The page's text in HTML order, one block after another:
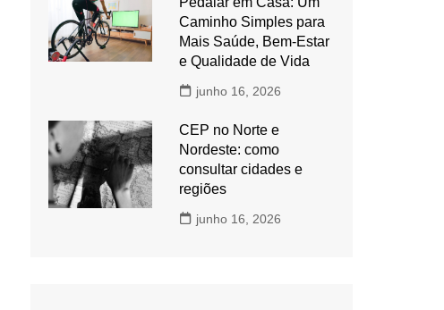
Caminho Simples para
Mais Saúde, Bem-Estar
e Qualidade de Vida
junho 16, 2026
CEP no Norte e
Nordeste: como
consultar cidades e
regiões
junho 16, 2026